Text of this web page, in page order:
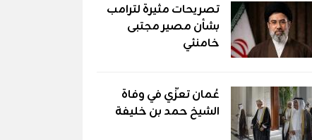
تصريحات مثيرة لترامب
بشأن مصير مجتبى
خامنئي
عُمان تعزّي في وفاة
الشيخ حمد بن خليفة